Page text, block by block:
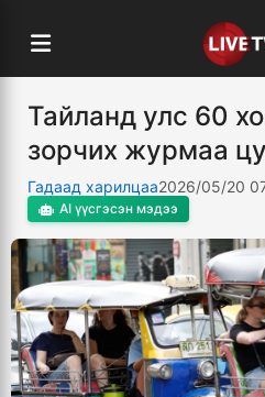
Тайланд улс 60
зорчих журмаа
Гадаад харилцаа2026/05/20
AI үүсгэсэн мэдээ